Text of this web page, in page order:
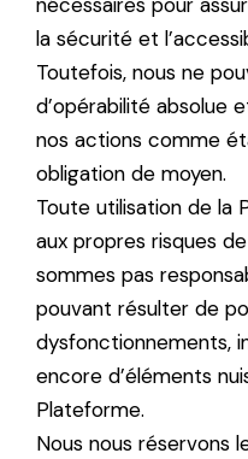
la sécurité et
Toutefois, nous ne
d’opérabilité absolue
nos actions comme
obligation de moyen.
Toute utilisation de la
aux propres risques de
sommes pas
pouvant résulter de
dysfonctionnements,
encore d’éléments
Plateforme.
Nous nous réservons